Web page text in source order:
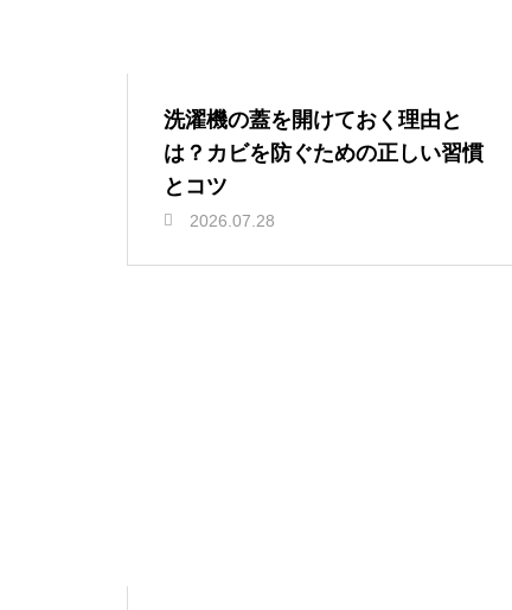
洗濯機の蓋を開けておく理由と
は？カビを防ぐための正しい習慣
とコツ
2026.07.28